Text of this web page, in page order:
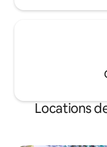
Locations